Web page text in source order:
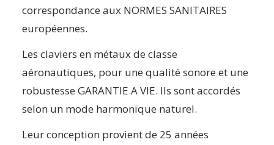
correspondance aux NORMES SANITAIRES
européennes.
Les claviers en métaux de classe
aéronautiques, pour une qualité sonore et une
robustesse GARANTIE A VIE. Ils sont accordés
selon un mode harmonique naturel.
Leur conception provient de 25 années